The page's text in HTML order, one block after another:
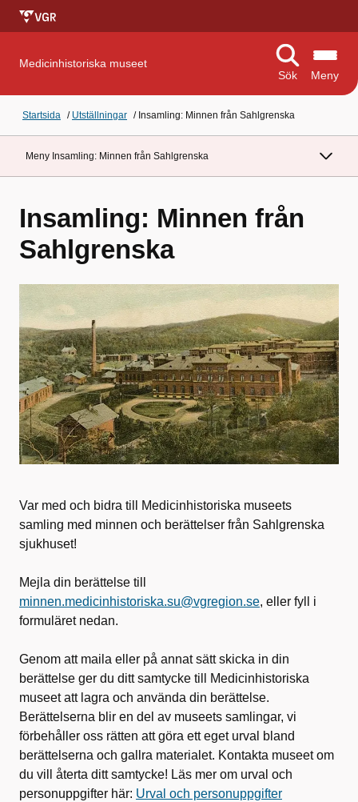
Medicinhistoriska museet
Sök
Meny
Startsida / Utställningar / Insamling: Minnen från Sahlgrenska
Meny Insamling: Minnen från Sahlgrenska
Insamling: Minnen från
Sahlgrenska
Var med och bidra till Medicinhistoriska museets
samling med minnen och berättelser från Sahlgrenska
sjukhuset!
Mejla din berättelse till
minnen.medicinhistoriska.su@vgregion.se, eller fyll i
formuläret nedan.
Genom att maila eller på annat sätt skicka in din
berättelse ger du ditt samtycke till Medicinhistoriska
museet att lagra och använda din berättelse.
Berättelserna blir en del av museets samlingar, vi
förbehåller oss rätten att göra ett eget urval bland
berättelserna och gallra materialet. Kontakta museet om
du vill återta ditt samtycke! Läs mer om urval och
personuppgifter här: Urval och personuppgifter